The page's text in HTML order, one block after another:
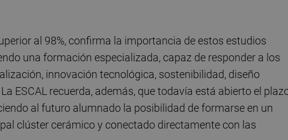
al 98%, confirma la importancia de estos estudios
una formación especializada, capaz de responder a los
innovación tecnológica, sostenibilidad, diseño
ESCAL recuerda, además, que todavía está abierto el
al futuro alumnado la posibilidad de formarse en un
clúster cerámico y conectado directamente con las